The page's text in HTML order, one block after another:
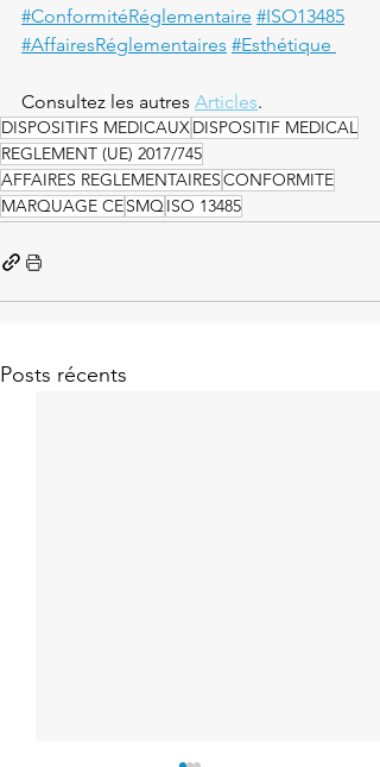
#ConformitéRéglementaire #ISO13485
#AffairesRéglementaires #Esthétique
Consultez les autres Articles.
DISPOSITIFS MEDICAUXDISPOSITIF MEDICAL
REGLEMENT (UE) 2017/745
AFFAIRES REGLEMENTAIRESCONFORMITE
MARQUAGE CESMQISO 13485
Posts récents